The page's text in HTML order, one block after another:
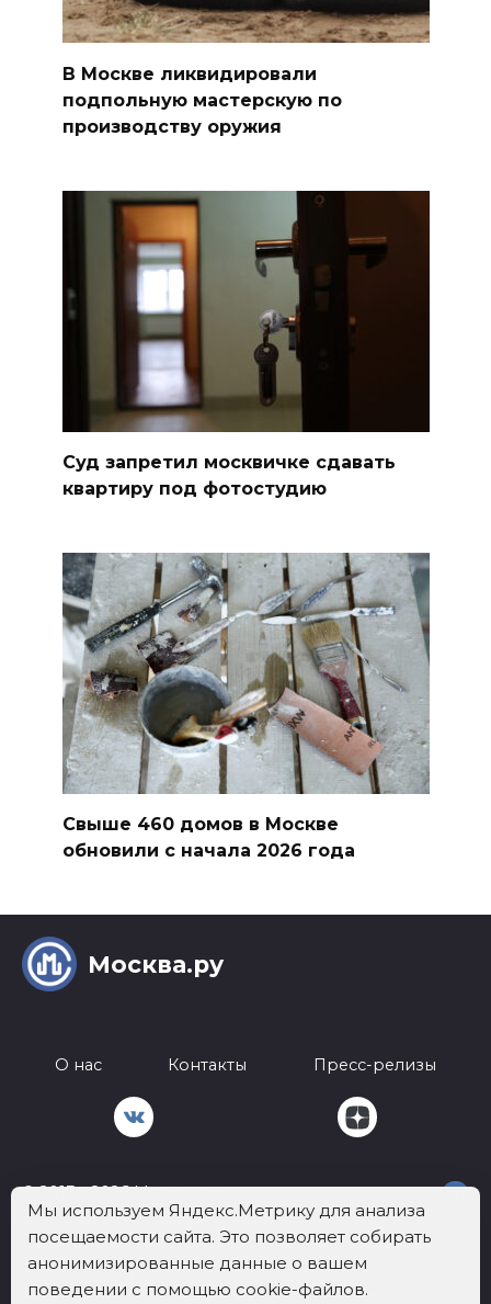
В Москве ликвидировали
подпольную мастерскую по
производству оружия
Суд запретил москвичке сдавать
квартиру под фотостудию
Свыше 460 домов в Москве
обновили с начала 2026 года
Москва.ру
О нас Контакты Пресс-релизы
© 2013 - 2026 Москва.ру
Почта:info@mockva.ru
Адрес: 197022 Россия,
г.Санкт-Петербург, ВН.ТЕР.Г. МУНИЦИПАЛЬНЫЙ ОКРУГ АПТЕКАРСКИЙ
ОСТРОВ, УЛ ЧАПЫГИНА, Д. 6 ЛИТЕРА П, ОФИС 316
Сетевое издание «МОСКВА.РУ» зарегистрировано в качестве СМИ в
Федеральной службе по надзору в сфере связи, информационных
Мы используем Яндекс.Метрику для анализа
посещаемости сайта. Это позволяет собирать
анонимизированные данные о вашем
поведении с помощью cookie-файлов.